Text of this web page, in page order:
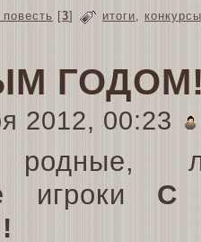
[3] итоги, конкурсы
2012, 00:23
игроки С